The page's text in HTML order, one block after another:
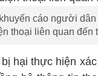
cáo người
thoại liên quan đến
hại thực hiện